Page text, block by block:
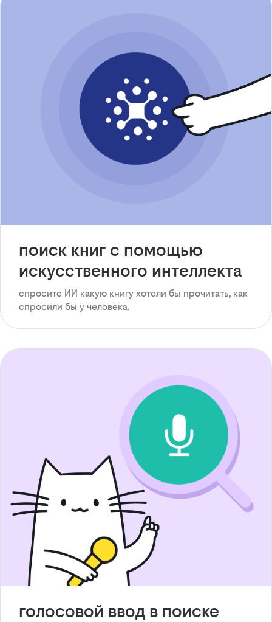
поиск книг с помощью
искусственного интеллекта
спросите ИИ какую книгу хотели бы прочитать, как
спросили бы у человека.
голосовой ввод в поиске